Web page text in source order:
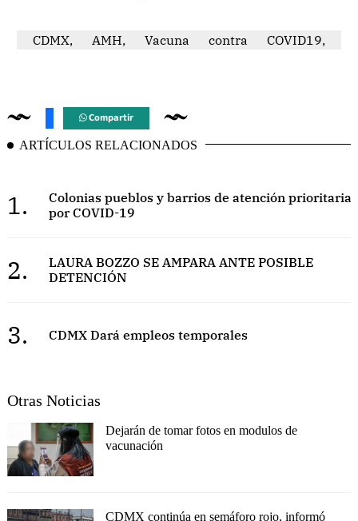
CDMX, AMH, Vacuna contra COVID19,
Compartir
ARTÍCULOS RELACIONADOS
1.
Colonias pueblos y barrios de atención prioritaria
por COVID-19
2.
LAURA BOZZO SE AMPARA ANTE POSIBLE
DETENCIÓN
3. CDMX Dará empleos temporales
Otras Noticias
Dejarán de tomar fotos en modulos de
vacunación
CDMX continúa en semáforo rojo, informó